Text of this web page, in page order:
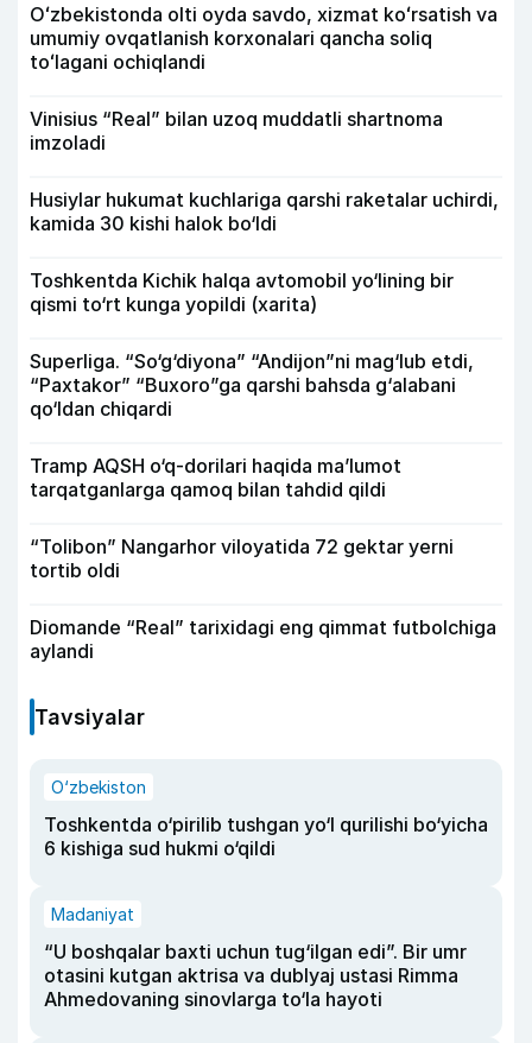
Oʻzbekistonda olti oyda savdo, xizmat koʻrsatish va
umumiy ovqatlanish korxonalari qancha soliq
toʻlagani ochiqlandi
Vinisius “Real” bilan uzoq muddatli shartnoma
imzoladi
Husiylar hukumat kuchlariga qarshi raketalar uchirdi,
kamida 30 kishi halok bo‘ldi
Toshkentda Kichik halqa avtomobil yo‘lining bir
qismi to‘rt kunga yopildi (xarita)
Superliga. “So‘g‘diyona” “Andijon”ni mag‘lub etdi,
“Paxtakor” “Buxoro”ga qarshi bahsda g‘alabani
qo‘ldan chiqardi
Tramp AQSH o‘q-dorilari haqida ma’lumot
tarqatganlarga qamoq bilan tahdid qildi
“Tolibon” Nangarhor viloyatida 72 gektar yerni
tortib oldi
Diomande “Real” tarixidagi eng qimmat futbolchiga
aylandi
Tavsiyalar
O‘zbekiston
Toshkentda o‘pirilib tushgan yo‘l qurilishi bo‘yicha
6 kishiga sud hukmi o‘qildi
Madaniyat
“U boshqalar baxti uchun tug‘ilgan edi”. Bir umr
otasini kutgan aktrisa va dublyaj ustasi Rimma
Ahmedovaning sinovlarga to‘la hayoti